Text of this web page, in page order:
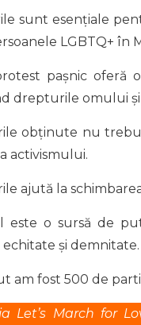
sunt esențiale
LGBTQ+ în
pașnic oferă
drepturile omului
obținute nu
activismului.
ajută la
este o sursă de
și demnitate.
am fost 500 de
Let’s March for